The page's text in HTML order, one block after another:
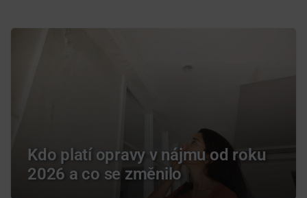
Kdo platí opravy v nájmu od roku
2026 a co se změnilo